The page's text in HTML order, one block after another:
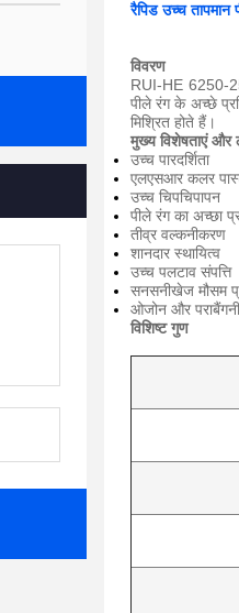
रैपिड उच्च
विवरण
RUI-HE 6250-
पीले रंग के अच्छे
मिश्रित होते हैं।
मुख्य विशेषताएं और
उच्च पारदर्शिता
एलएसआर कलर
उच्च चिपचिपापन
पीले रंग का अच्छा
तीव्र वल्कनीकरण
शानदार स्थायित्व
उच्च पलटाव संपत्ति
सनसनीखेज मौसम
ओजोन और
विशिष्ट गुण